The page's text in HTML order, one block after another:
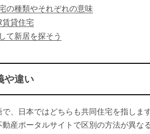
の種類やそれぞれの意味
賃貸住宅
て新居を探そう
や違い
、日本ではどちらも共同住宅を指しま
産ポータルサイトで区別の方法が異な